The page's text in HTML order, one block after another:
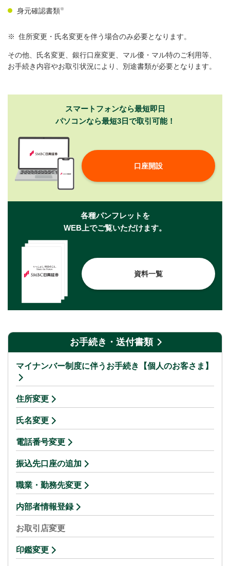
身元確認書類※
※ 住所変更・氏名変更を伴う場合のみ必要となります。
その他、氏名変更、銀行口座変更、マル優・マル特のご利用等、
お手続き内容やお取引状況により、別途書類が必要となります。
スマートフォンなら最短即日
パソコンなら最短3日で取引可能！
口座開設
各種パンフレットを
WEB上でご覧いただけます。
資料一覧
お手続き・送付書類
マイナンバー制度に伴うお手続き【個人のお客さま】
住所変更
氏名変更
電話番号変更
振込先口座の追加
職業・勤務先変更
内部者情報登録
お取引店変更
印鑑変更